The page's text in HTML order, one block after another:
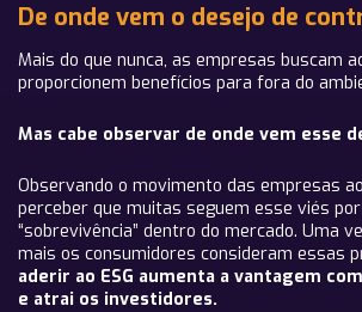
De onde vem o desejo de
Mais do que nunca, as empresas buscam
proporcionem benefícios para fora do
Mas cabe observar de onde vem esse
Observando o movimento das empresas
perceber que muitas seguem esse viés
“sobrevivência” dentro do mercado. Uma
mais os consumidores consideram essas
aderir ao ESG aumenta a vantagem
e atrai os investidores.